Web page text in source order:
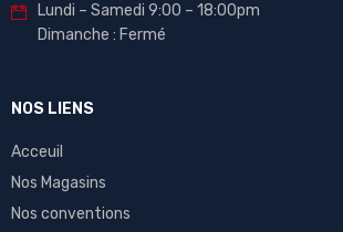
Lundi – Samedi 9:00 – 18:00pm
Dimanche : Fermé
NOS LIENS
Acceuil
Nos Magasins
Nos conventions